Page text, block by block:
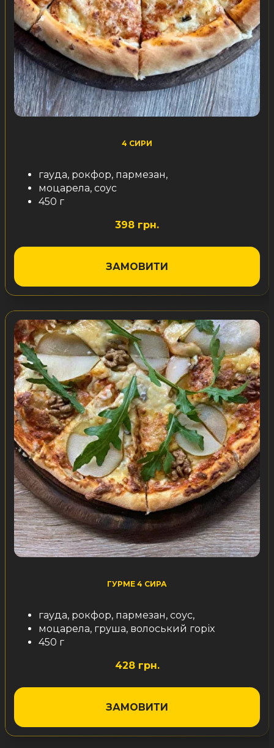
4 СИРИ
гауда, рокфор, пармезан,
моцарела, соус
450 г
398 грн.
ЗАМОВИТИ
ГУРМЕ 4 СИРА
гауда, рокфор, пармезан, соус,
моцарела, груша, волоський горіх
450 г
428 грн.
ЗАМОВИТИ